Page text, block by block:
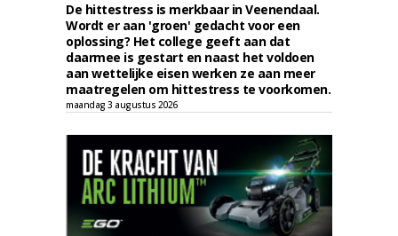
De hittestress is merkbaar in Veenendaal.
Wordt er aan 'groen' gedacht voor een
oplossing? Het college geeft aan dat
daarmee is gestart en naast het voldoen
aan wettelijke eisen werken ze aan meer
maatregelen om hittestress te voorkomen.
maandag 3 augustus 2026